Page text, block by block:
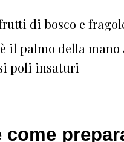
di bosco e
il palmo della mano
poli insaturi